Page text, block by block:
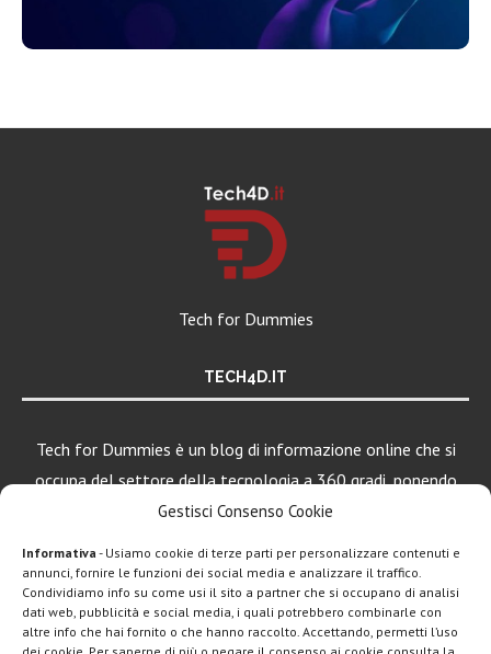
Gestisci Consenso Cookie
Informativa - Usiamo cookie di terze parti per personalizzare contenuti e
annunci, fornire le funzioni dei social media e analizzare il traffico.
Condividiamo info su come usi il sito a partner che si occupano di analisi
dati web, pubblicità e social media, i quali potrebbero combinarle con
altre info che hai fornito o che hanno raccolto. Accettando, permetti l’uso
Tech for Dummies
TECH4D.IT
Tech for Dummies è un blog di informazione online che si
occupa del settore della tecnologia a 360 gradi, ponendo
una particolare attenzione al mondo Android, Apple e
LEGGI ANCHE